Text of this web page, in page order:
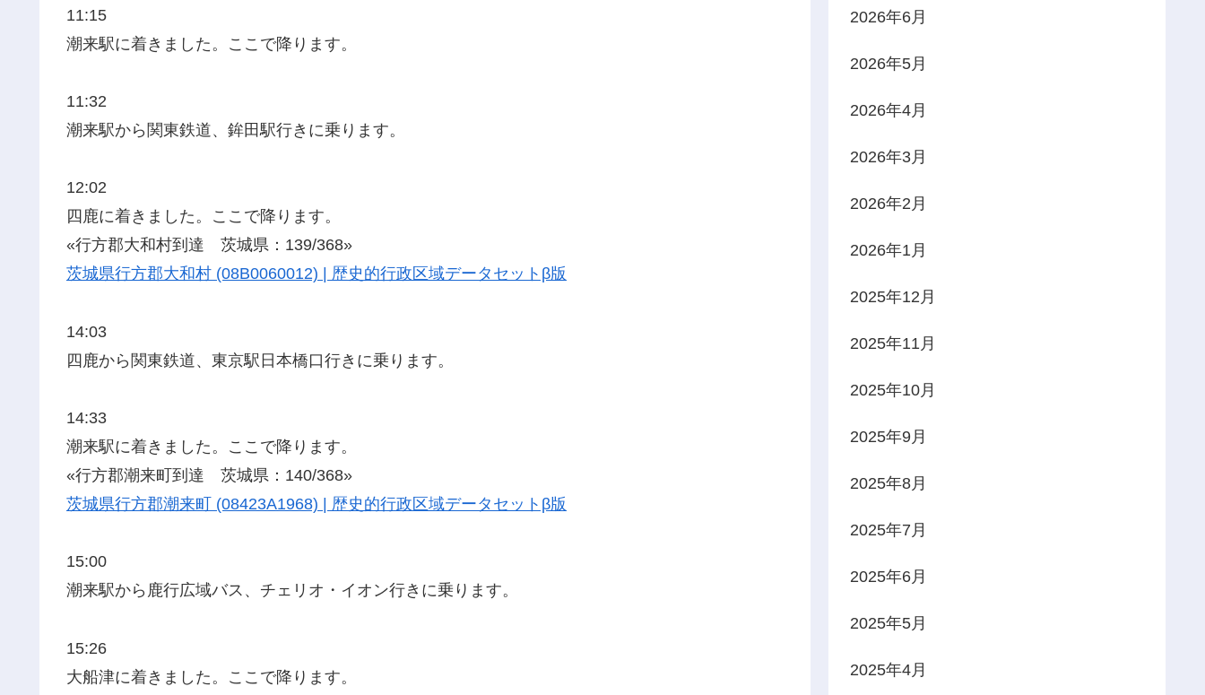
11:15
潮来駅に着きました。ここで降ります。
11:32
潮来駅から関東鉄道、鉾田駅行きに乗ります。
12:02
四鹿に着きました。ここで降ります。
«行方郡大和村到達 茨城県：139/368»
茨城県行方郡大和村 (08B0060012) | 歴史的行政区域データセットβ版
14:03
四鹿から関東鉄道、東京駅日本橋口行きに乗ります。
14:33
潮来駅に着きました。ここで降ります。
«行方郡潮来町到達 茨城県：140/368»
茨城県行方郡潮来町 (08423A1968) | 歴史的行政区域データセットβ版
15:00
潮来駅から鹿行広域バス、チェリオ・イオン行きに乗ります。
15:26
大船津に着きました。ここで降ります。
2026年6月
2026年5月
2026年4月
2026年3月
2026年2月
2026年1月
2025年12月
2025年11月
2025年10月
2025年9月
2025年8月
2025年7月
2025年6月
2025年5月
2025年4月